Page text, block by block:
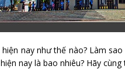
hiện nay như thế nào? Làm
hiện nay là bao nhiêu? Hãy